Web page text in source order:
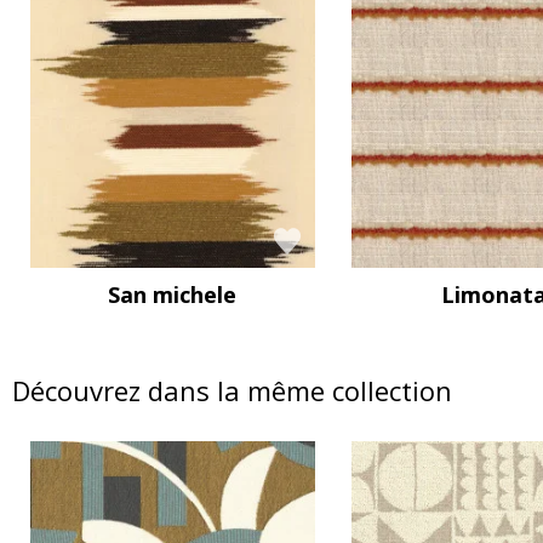
San michele
Découvrez dans la même collection